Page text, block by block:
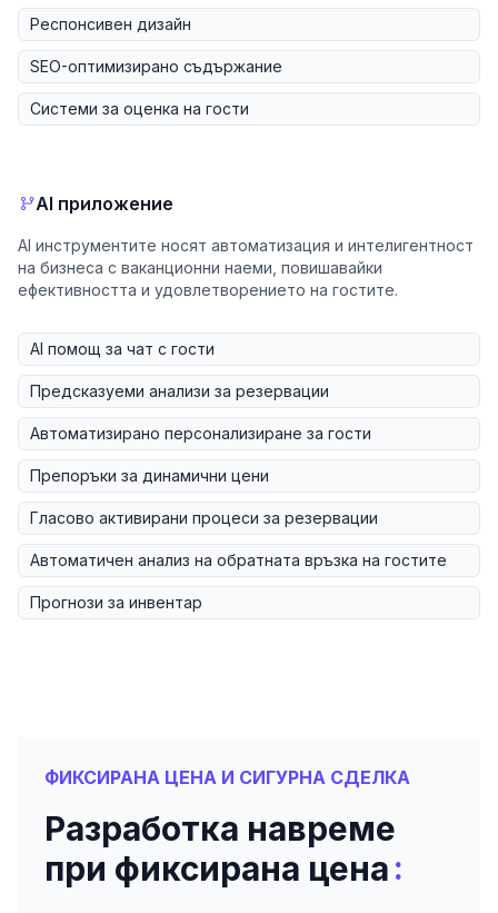
Респонсивен дизайн
SEO-оптимизирано съдържание
Системи за оценка на гости
AI приложение
AI инструментите носят автоматизация и интелигентност
на бизнеса с ваканционни наеми, повишавайки
ефективността и удовлетворението на гостите.
AI помощ за чат с гости
Предсказуеми анализи за резервации
Автоматизирано персонализиране за гости
Препоръки за динамични цени
Гласово активирани процеси за резервации
Автоматичен анализ на обратната връзка на гостите
Прогнози за инвентар
ФИКСИРАНА ЦЕНА И СИГУРНА СДЕЛКА
Разработка навреме
при фиксирана цена: